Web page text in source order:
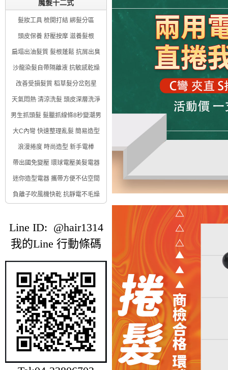
魔髮十二式
髮妝工具 梳開打結 綁髮分區
頭皮保養 舒壓按摩 滋養髮根
扁塌出油髮質 髮根蓬鬆 抗屑出臭
沙龍染髮自帶隔離液 抗敏感乾燥
改善受損髮質 稻草髮分岔剋星
天氣悶熱 清涼洗髮 頭皮深層洗淨
男生抓頭髮 髮臘抓線條8秒變潮男
大C內彎 快速整理亂髮 簡易造型
浪漫捲度 時尚造型 新手電棒
帶出國免變壓 環球電壓美髮電器
迷你造型電器 攜帶方便不佔空間
負離子吹風機快乾 抗靜電不毛燥
Line ID: @hair1314
我的Line 行動條碼